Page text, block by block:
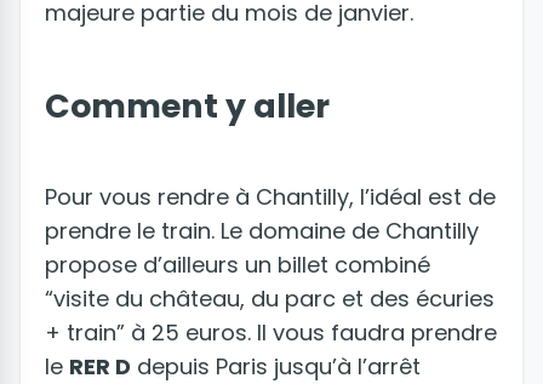
majeure partie du mois de janvier.
Comment y aller
Pour vous rendre à Chantilly, l’idéal est de
prendre le train. Le domaine de Chantilly
propose d’ailleurs un billet combiné
“visite du château, du parc et des écuries
+ train” à 25 euros. Il vous faudra prendre
le RER D depuis Paris jusqu’à l’arrêt